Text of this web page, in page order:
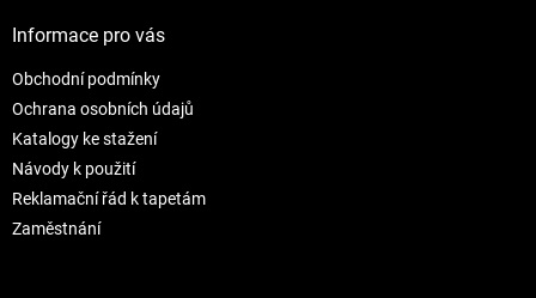
Informace pro vás
Obchodní podmínky
Ochrana osobních údajů
Katalogy ke stažení
Návody k použití
Reklamační řád k tapetám
Zaměstnání